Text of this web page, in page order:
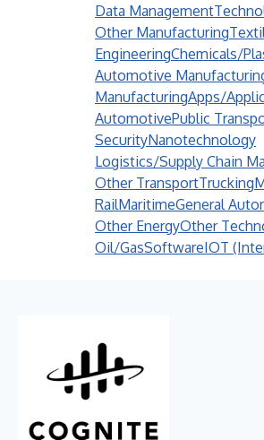
Data Management
Other Manufacturing
EngineeringChemicals/
Automotive
ManufacturingApps/
AutomotivePublic
SecurityNanotechnology
Logistics/Supply Chain
Other TransportTrucking
RailMaritimeGeneral
Other EnergyOther
Oil/GasSoftwareIOT